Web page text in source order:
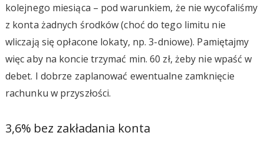
kolejnego miesiąca – pod warunkiem, że nie wycofaliśmy
z konta żadnych środków (choć do tego limitu nie
wliczają się opłacone lokaty, np. 3-dniowe). Pamiętajmy
więc aby na koncie trzymać min. 60 zł, żeby nie wpaść w
debet. I dobrze zaplanować ewentualne zamknięcie
rachunku w przyszłości.
3,6% bez zakładania konta